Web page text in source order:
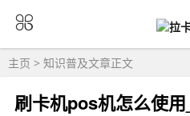
主页 > 知识普及文章正文
刷卡机pos机怎么使